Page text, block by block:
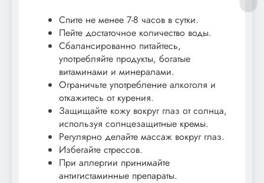
Спите не менее 7-8 часов в сутки.
Пейте достаточное количество воды.
Сбалансированно питайтесь,
употребляйте продукты, богатые
витаминами и минералами.
Ограничьте употребление алкоголя и
откажитесь от курения.
Защищайте кожу вокруг глаз от солнца,
используя солнцезащитные кремы.
Регулярно делайте массаж вокруг глаз.
Избегайте стрессов.
При аллергии принимайте
антигистаминные препараты.